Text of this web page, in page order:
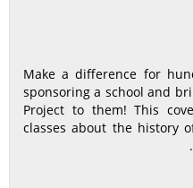
Make a difference for
sponsoring a school and
Project to them! This
classes about the history